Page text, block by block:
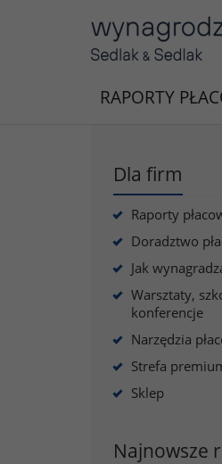
RAPORTY
Dla firm
Raporty
Doradztwo
Jak
Warsztaty,
konferencje
Narzędzia
Strefa
Sklep
Najnowsze